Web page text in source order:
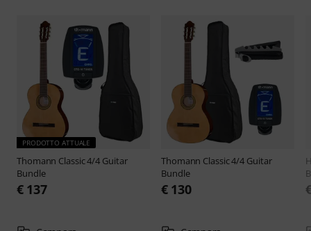
PRODOTTO ATTUALE
Thomann Classic 4/4 Guitar
Bundle
€ 137
Thomann Classic 4/4 Guitar
Bundle
€ 130